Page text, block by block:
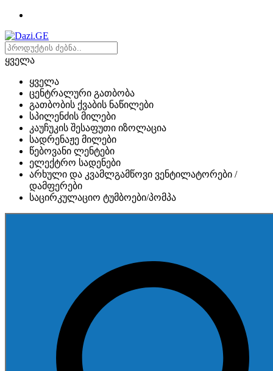
ყველა
ყველა
ცენტრალური გათბობა
გათბობის ქვაბის ნაწილები
სპილენძის მილები
კაუჩუკის შესაფუთი იზოლაცია
სადრენაჟე მილები
წებოვანი ლენტები
ელექტრო სადენები
არხული და კვამლგამწოვი ვენტილატორები /
დამფერები
საცირკულაციო ტუმბოები/პომპა